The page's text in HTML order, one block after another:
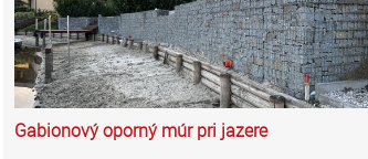
Gabionový oporný múr pri jazere